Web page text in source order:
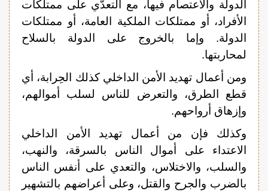
الدولة والاعتصام فيها، مع التعدّي على ممتلكات
الأفراد، أو ممتلكات الملكية العامة، أو ممتلكات
الدولة. وإما بالخروج على الدولة بالسلاح
لمحاربتها.
ومن أعمال تهديد الأمن الداخلي كذلك الحِرابة، أي
قطع الطرق، والتعرض للناس لسلب أموالهم،
وإزهاق أرواحهم.
وكذلك فإن من أعمال تهديد الأمن الداخلي
الاعتداء على أموال الناس بالسرقة، والنهب،
والسلب، والاختلاس، والتعدي على أنفس الناس
بالضرب والجرح والقتل، وعلى أعراضهم بالتشهير